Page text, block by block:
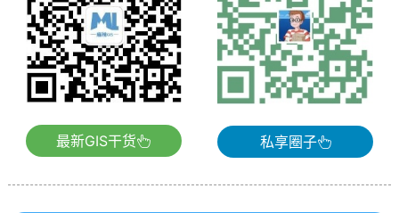
最新GIS干货 私享圈子